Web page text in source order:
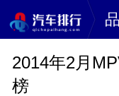
2014年2月
榜